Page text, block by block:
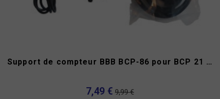
Support de compteur BBB BCP-86 pour BCP 21 / 22
7,49 € 9,99 €